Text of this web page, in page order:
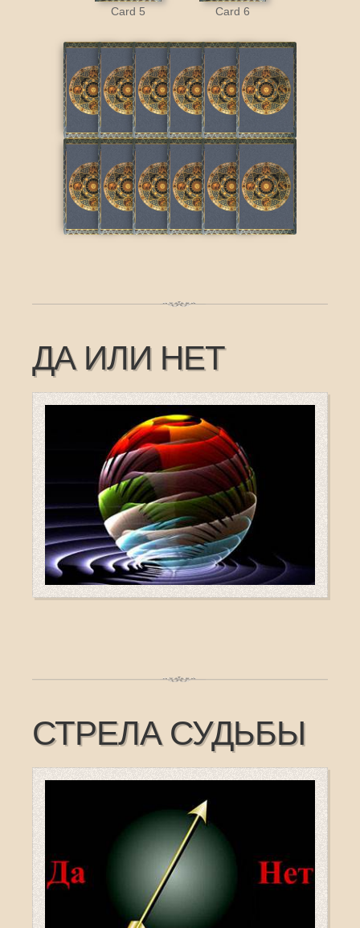
Card 5 Card 6
ДА ИЛИ НЕТ
СТРЕЛА СУДЬБЫ